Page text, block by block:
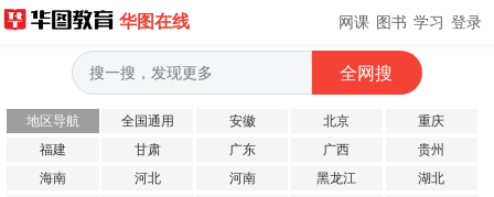
华图在线 网课 图书 学习 登录
地区导航 全国通用 安徽 北京
重庆
福建
甘肃 广东 广西
贵州
海南
河北 河南 黑龙江
湖北